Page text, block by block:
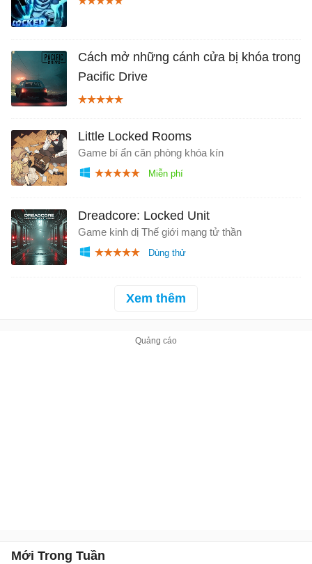
Cách mở những cánh cửa bị khóa trong
Pacific Drive
Little Locked Rooms
Game bí ẩn căn phòng khóa kín
Dreadcore: Locked Unit
Game kinh dị Thế giới mạng tử thần
Xem thêm
Mới Trong Tuần